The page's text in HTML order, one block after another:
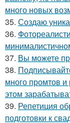
много новых
35. Создаю
36.
37. Вы можете
38.
много промтов и
этом
39. Репетиция
подготовки к